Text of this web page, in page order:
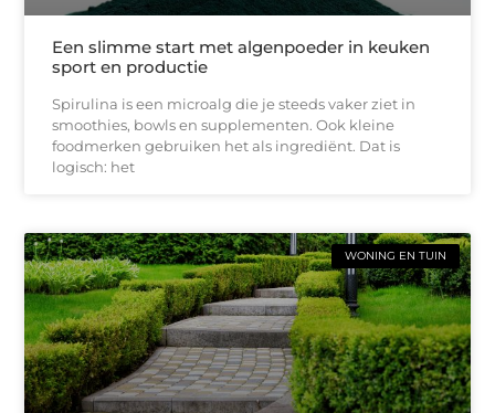
Een slimme start met algenpoeder in keuken
sport en productie
Spirulina is een microalg die je steeds vaker ziet in
smoothies, bowls en supplementen. Ook kleine
foodmerken gebruiken het als ingrediënt. Dat is
logisch: het
WONING EN TUIN